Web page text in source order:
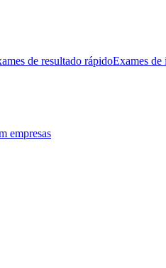
de resultado rápidoExames de
empresas